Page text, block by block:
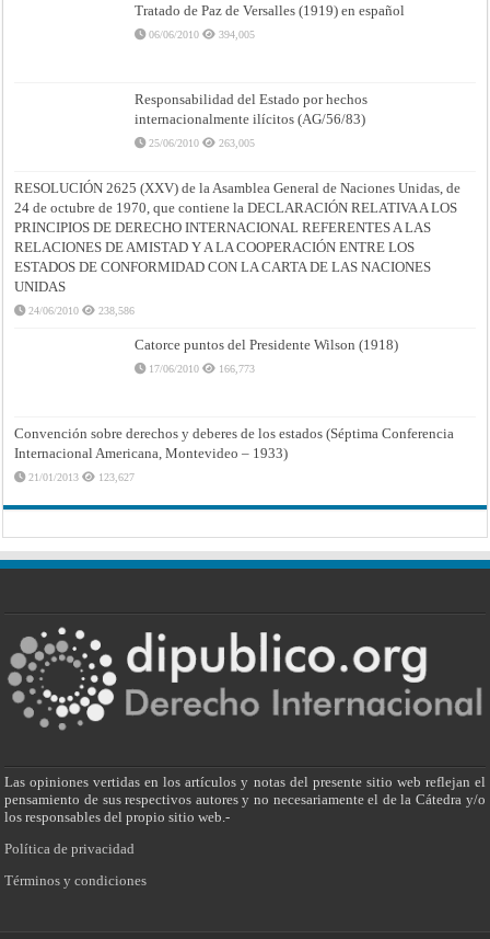
Tratado de Paz de Versalles (1919) en español
06/06/2010 394,005
Responsabilidad del Estado por hechos
internacionalmente ilícitos (AG/56/83)
25/06/2010 263,005
RESOLUCIÓN 2625 (XXV) de la Asamblea General de Naciones Unidas, de
24 de octubre de 1970, que contiene la DECLARACIÓN RELATIVA A LOS
PRINCIPIOS DE DERECHO INTERNACIONAL REFERENTES A LAS
RELACIONES DE AMISTAD Y A LA COOPERACIÓN ENTRE LOS
ESTADOS DE CONFORMIDAD CON LA CARTA DE LAS NACIONES
UNIDAS
24/06/2010 238,586
Catorce puntos del Presidente Wilson (1918)
17/06/2010 166,773
Convención sobre derechos y deberes de los estados (Séptima Conferencia
Internacional Americana, Montevideo – 1933)
21/01/2013 123,627
Las opiniones vertidas en los artículos y notas del presente sitio web reflejan el
pensamiento de sus respectivos autores y no necesariamente el de la Cátedra y/o
los responsables del propio sitio web.-
Política de privacidad
Términos y condiciones